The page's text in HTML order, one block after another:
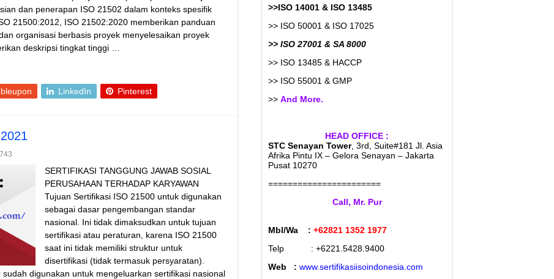
dan penerapan ISO 21502 dalam konteks spesifik
21500:2012, ISO 21502:2020 memberikan panduan
organisasi berbasis proyek menyelesaikan proyek
deskripsi tingkat tinggi …
LinkedIn Pinterest
SERTIFIKASI TANGGUNG JAWAB SOSIAL
PERUSAHAAN TERHADAP KARYAWAN
Tujuan Sertifikasi ISO 21500 untuk digunakan
sebagai dasar pengembangan standar
nasional. Ini tidak dimaksudkan untuk tujuan
sertifikasi atau peraturan, karena ISO 21500
saat ini tidak memiliki struktur untuk
disertifikasi (tidak termasuk persyaratan).
digunakan untuk mengeluarkan sertifikasi nasional
>>ISO 14001 & ISO 13485
>> ISO 50001 & ISO 17025
>> ISO 27001 & SA 8000
>> ISO 13485 & HACCP
>> ISO 55001 & GMP
>> And More.
HEAD OFFICE :
STC Senayan Tower, 3rd, Suite#181 Jl. Asia
Afrika Pintu IX – Gelora Senayan – Jakarta
Pusat 10270
=======================
Call, Mr. Pur
Mbl/Wa : +62821 1352 1977
Telp : +6221.5428.9400
Web : www.sertifikasiisoindonesia.com